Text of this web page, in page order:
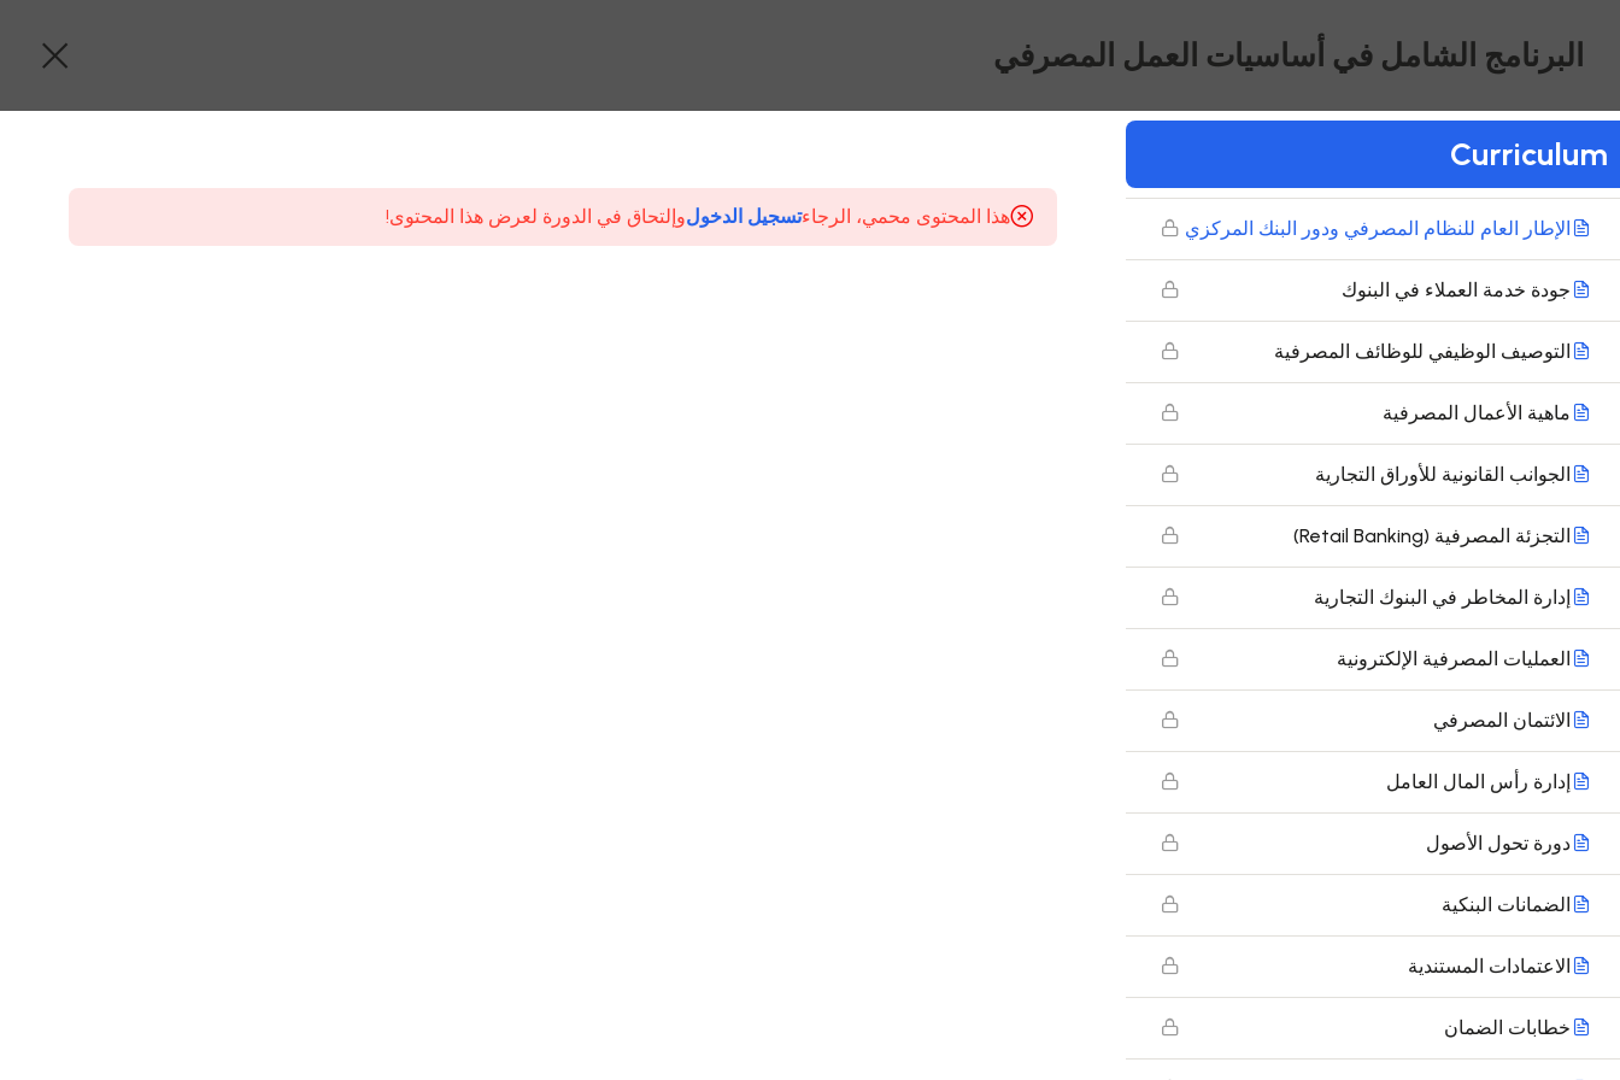
جدول المحتويات
الإطار العام للنظام المصرفي ودور البنك المركزي
جودة خدمة العملاء في البنوك
التوصيف الوظيفي للوظائف المصرفية
ماهية الأعمال المصرفية
الجوانب القانونية للأوراق التجارية
التجزئة المصرفية (Retail Banking)
إدارة المخاطر في البنوك التجارية
العمليات المصرفية الإلكترونية
الائتمان المصرفي
إدارة رأس المال العامل
دورة تحول الأصول
الضمانات البنكية
الاعتمادات المستندية
خطابات الضمان
البرنامج الشامل في أساسيات العمل المصرفي
Curriculum
هذا المحتوى محمي، الرجاءتسجيل الدخولوإلتحاق في الدورة لعرض هذا المحتوى!